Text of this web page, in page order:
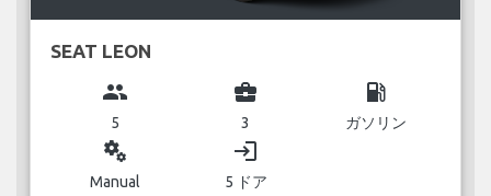
SEAT LEON
group
5
business_center
3
local_gas_station
ガソリン
miscellaneous_services
Manual
login
5 ドア